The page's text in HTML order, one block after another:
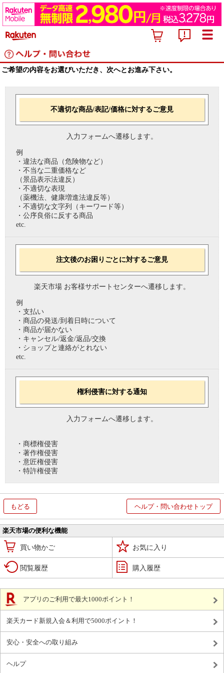
ご希望の内容をお選びいただき、次へとお進み下さい。
不適切な商品/表記/価格に対するご意見
入力フォームへ遷移します。
例
・違法な商品（危険物など）
・不当な二重価格など
（景品表示法違反）
・不適切な表現
（薬機法、健康増進法違反等）
・不適切な文字列（キーワード等）
・公序良俗に反する商品
etc.
注文後のお困りごとに対するご意見
楽天市場 お客様サポートセンターへ遷移します。
例
・支払い
・商品の発送/到着日時について
・商品が届かない
・キャンセル/返金/返品/交換
・ショップと連絡がとれない
etc.
権利侵害に対する通知
入力フォームへ遷移します。
・商標権侵害
・著作権侵害
・意匠権侵害
・特許権侵害
もどる ヘルプ・問い合わせトップ
楽天市場の便利な機能
買い物かご お気に入り
閲覧履歴 購入履歴
アプリのご利用で最大1000ポイント！
楽天カード新規入会＆利用で5000ポイント！
安心・安全への取り組み
ヘルプ